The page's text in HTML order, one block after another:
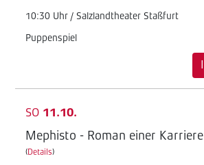
10:30 Uhr / Salzlandtheater Staßfurt
Puppenspiel
SO 11.10.
Mephisto - Roman einer Karriere
(Details)